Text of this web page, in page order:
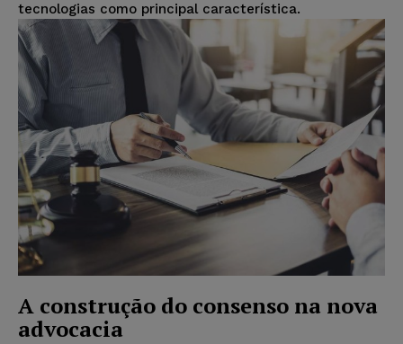
tecnologias como principal característica.
A construção do consenso na nova
advocacia